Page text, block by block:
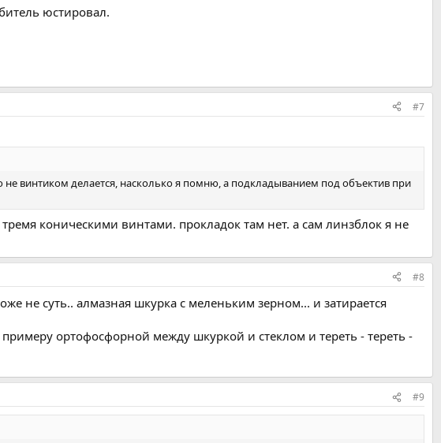
юстировал.
#7
винтиком делается, насколько я помню, а подкладыванием под объектив при
коническими винтами. прокладок там нет. а сам линзблок я не
#8
не суть.. алмазная шкурка с меленьким зерном... и затирается
ортофосфорной между шкуркой и стеклом и тереть - тереть -
#9